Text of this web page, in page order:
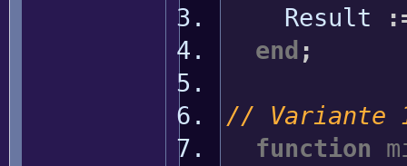
Result
:
end ;
// Variante
function